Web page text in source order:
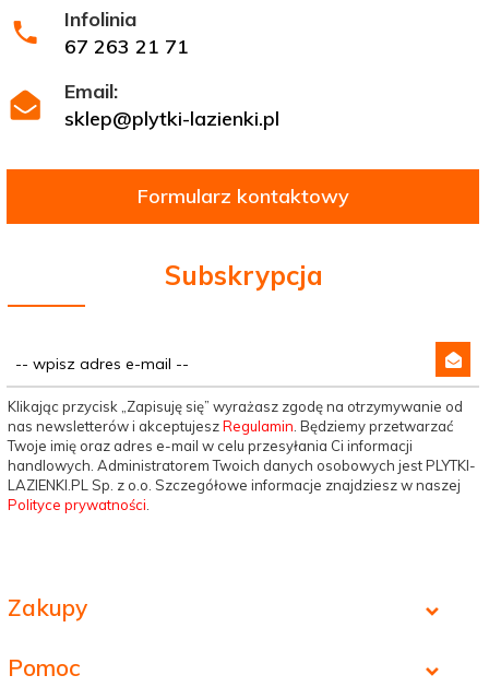
Infolinia
67 263 21 71
Email:
sklep@plytki-lazienki.pl
Formularz kontaktowy
Subskrypcja
Klikając przycisk „Zapisuję się” wyrażasz zgodę na otrzymywanie od
nas newsletterów i akceptujeszRegulamin . Będziemy przetwarzać
Twoje imię oraz adres e-mail w celu przesyłania Ci informacji
handlowych. Administratorem Twoich danych osobowych jest PLYTKI-
LAZIENKI.PL Sp. z o.o. Szczegółowe informacje znajdziesz w naszej
Polityce prywatności
Zakupy
Pomoc